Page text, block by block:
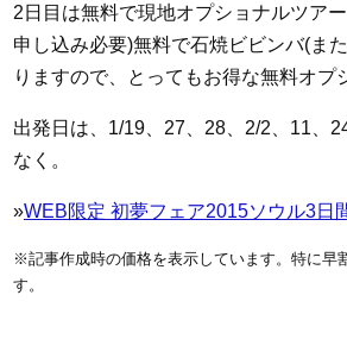
2日目は無料で現地オプショナルツア
申し込み必要)無料で石焼ビビンバ(ま
りますので、とってもお得な無料オプ
出発日は、1/19、27、28、2/2、11、
なく。
»WEB限定 初夢フェア2015ソウル3日
※記事作成時の価格を表示しています。特に早
す。